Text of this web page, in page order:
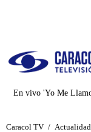
En vivo 'Yo Me
Caracol TV / Actualidad